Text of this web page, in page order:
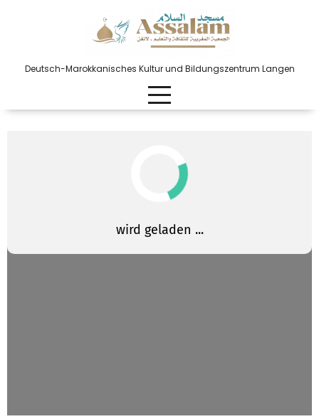
Deutsch-Marokkanisches Kultur und Bildungszentrum Langen